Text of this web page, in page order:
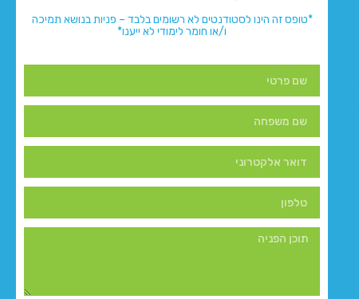
*טופס זה הינו לסטודנטים לא רשומים בלבד – פניות בנושא תמיכה
ו/או חומר לימודי לא ייענו*